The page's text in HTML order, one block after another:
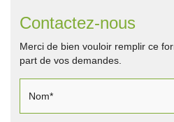
Contactez-nous
Merci de bien vouloir remplir ce
part de vos demandes.